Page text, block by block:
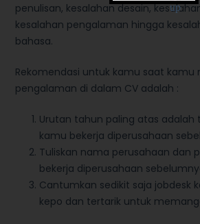
penulisan, kesalahan desain,
kesalahan pengalaman hingga
bahasa.
Rekomendasi untuk kamu saat
pengalaman di dalam CV adalah :
Urutan tahun paling atas adalah
kamu bekerja diperusahaan
Tuliskan nama perusahaan dan
bekerja diperusahaan
Cantumkan sedikit saja jobdesk
kepo dan tertarik untuk